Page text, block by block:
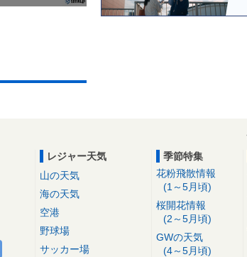
レジャー天気
山の天気
海の天気
空港
野球場
サッカー場
季節特集
花粉飛散情報
(1～5月頃)
桜開花情報
(2～5月頃)
GWの天気
(4～5月頃)